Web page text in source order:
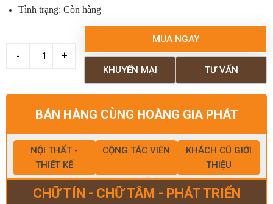
Tình trạng: Còn hàng
MUA NGAY
TƯ VẤN
KHUYẾN MẠI
BÁN HÀNG CÙNG HOÀNG GIA PHÁT
NỘI THẤT -
THIẾT KẾ
CỘNG TÁC VIÊN
KHÁCH CŨ GIỚI
THIỆU
CHỮ TÍN - CHỮ TÂM - PHÁT TRIỂN